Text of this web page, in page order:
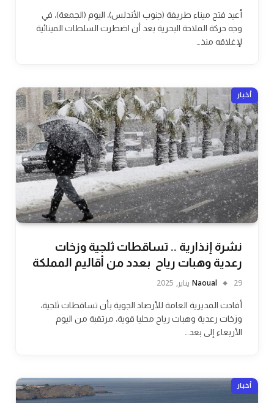
أعيد فتح ميناء طريفة (جنوب الأندلس)، اليوم (الجمعة)، في
وجه حركة الملاحة البحرية بعد أن اضطرت السلطات المينائية
لإغلاقه منذ…
أخبار
نشرة إنذارية .. تساقطات ثلجية وزخات
رعدية وهبات رياح بعدد من أقاليم المملكة
Naoual 29 يناير, 2025
أفادت المديرية العامة للأرصاد الجوية بأن تساقطات ثلجية،
وزخات رعدية وهبات رياح محليا قوية، مرتقبة من اليوم
الأربعاء إلى بعد…
أخبار